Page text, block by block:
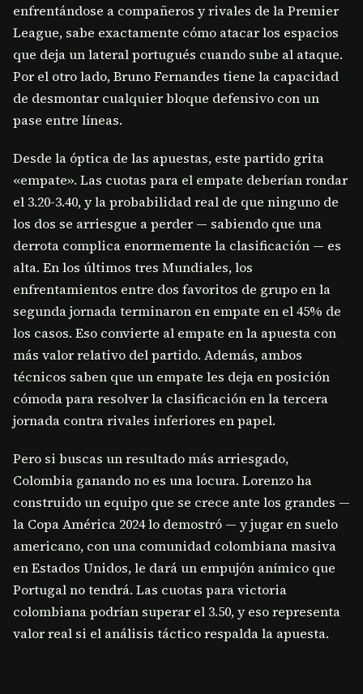
enfrentándose a compañeros y rivales de la Premier
League, sabe exactamente cómo atacar los espacios
que deja un lateral portugués cuando sube al ataque.
Por el otro lado, Bruno Fernandes tiene la capacidad
de desmontar cualquier bloque defensivo con un
pase entre líneas.
Desde la óptica de las apuestas, este partido grita
«empate». Las cuotas para el empate deberían rondar
el 3.20-3.40, y la probabilidad real de que ninguno de
los dos se arriesgue a perder — sabiendo que una
derrota complica enormemente la clasificación — es
alta. En los últimos tres Mundiales, los
enfrentamientos entre dos favoritos de grupo en la
segunda jornada terminaron en empate en el 45% de
los casos. Eso convierte al empate en la apuesta con
más valor relativo del partido. Además, ambos
técnicos saben que un empate les deja en posición
cómoda para resolver la clasificación en la tercera
jornada contra rivales inferiores en papel.
Pero si buscas un resultado más arriesgado,
Colombia ganando no es una locura. Lorenzo ha
construido un equipo que se crece ante los grandes —
la Copa América 2024 lo demostró — y jugar en suelo
americano, con una comunidad colombiana masiva
en Estados Unidos, le dará un empujón anímico que
Portugal no tendrá. Las cuotas para victoria
colombiana podrían superar el 3.50, y eso representa
valor real si el análisis táctico respalda la apuesta.